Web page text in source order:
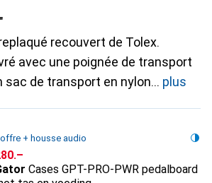
recouvert de Tolex.
avec une poignée de transport
sac de transport en nylon
plus
+ housse audio
Cases GPT-PRO-PWR pedalboard